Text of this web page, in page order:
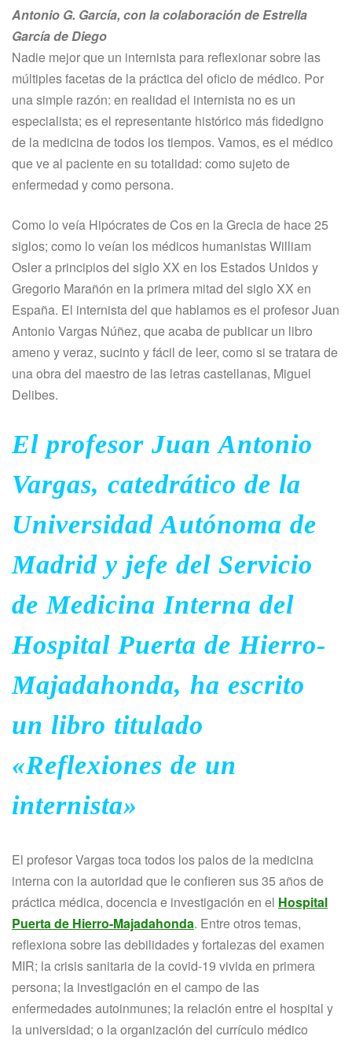
Antonio G. García, con la colaboración de Estrella
García de Diego
Nadie mejor que un internista para reflexionar sobre las
múltiples facetas de la práctica del oficio de médico. Por
una simple razón: en realidad el internista no es un
especialista; es el representante histórico más fidedigno
de la medicina de todos los tiempos. Vamos, es el médico
que ve al paciente en su totalidad: como sujeto de
enfermedad y como persona.
Como lo veía Hipócrates de Cos en la Grecia de hace 25
siglos; como lo veían los médicos humanistas William
Osler a principios del siglo XX en los Estados Unidos y
Gregorio Marañón en la primera mitad del siglo XX en
España. El internista del que hablamos es el profesor Juan
Antonio Vargas Núñez, que acaba de publicar un libro
ameno y veraz, sucinto y fácil de leer, como si se tratara de
una obra del maestro de las letras castellanas, Miguel
Delibes.
El profesor Juan Antonio
Vargas, catedrático de la
Universidad Autónoma de
Madrid y jefe del Servicio
de Medicina Interna del
Hospital Puerta de Hierro-
Majadahonda, ha escrito
un libro titulado
«Reflexiones de un
internista»
El profesor Vargas toca todos los palos de la medicina
interna con la autoridad que le confieren sus 35 años de
práctica médica, docencia e investigación en el Hospital
Puerta de Hierro-Majadahonda. Entre otros temas,
reflexiona sobre las debilidades y fortalezas del examen
MIR; la crisis sanitaria de la covid-19 vivida en primera
persona; la investigación en el campo de las
enfermedades autoinmunes; la relación entre el hospital y
la universidad; o la organización del currículo médico